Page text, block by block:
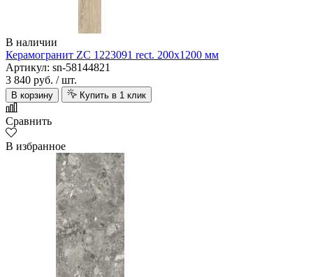
В наличии
Керамогранит ZC 1223091 rect. 200х1200 мм
Артикул: sn-58144821
3 840 руб. / шт.
В корзину Купить в 1 клик
Сравнить
В избранное